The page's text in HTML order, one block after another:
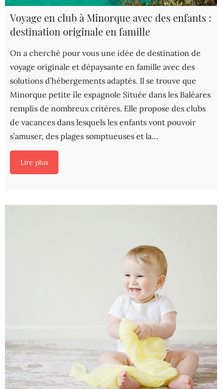
Voyage en club à Minorque avec des enfants :
destination originale en famille
On a cherché pour vous une idée de destination de
voyage originale et dépaysante en famille avec des
solutions d’hébergements adaptés. Il se trouve que
Minorque petite île espagnole Située dans les Baléares
remplis de nombreux critères. Elle propose des clubs
de vacances dans lesquels les enfants vont pouvoir
s’amuser, des plages somptueuses et la…
Lire plus